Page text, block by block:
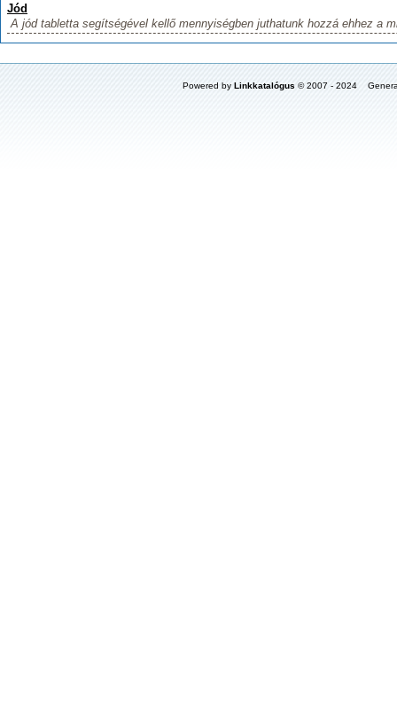
Jód
A jód tabletta segítségével kellő mennyiségben juthatunk hozzá ehhez a
Powered by Linkkatalógus © 2007 - 2024